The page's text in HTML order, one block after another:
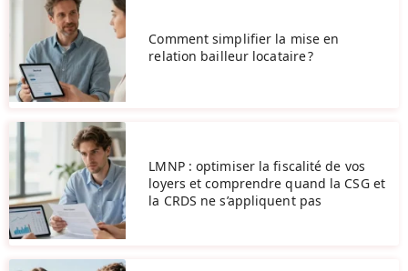
Comment simplifier la mise en
relation bailleur locataire ?
LMNP : optimiser la fiscalité de vos
loyers et comprendre quand la CSG et
la CRDS ne s’appliquent pas